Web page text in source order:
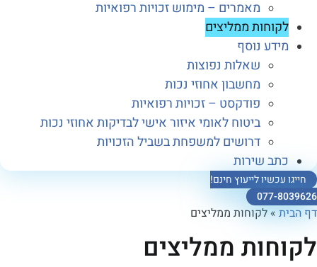
מאמרים – מימוש זכויות רפואיות
לקוחות ממליצים
מידע נוסף
שאלות נפוצות
מחשבון אחוזי נכות
פודקסט – זכויות רפואיות
ביטוח לאומי איזור אישי לבדיקות אחוזי נכות
דרושים למשפחת בשביל הזכויות
כתב שירות
עכשיו לייעוץ חינם!
077-
»לקוחות ממליצים
ממליצים